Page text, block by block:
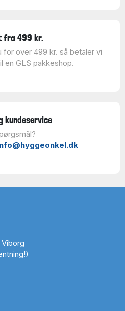
fra 499 kr.
for over 499 kr. så betaler vi
en GLS pakkeshop.
kundeservice